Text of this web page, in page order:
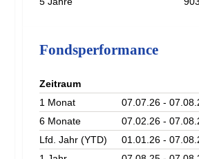
Fondsperformance
Zeitraum
1 Monat 07.07.26 -
6 Monate
07.02.26 -
Lfd. Jahr (YTD)
01.01.26 -